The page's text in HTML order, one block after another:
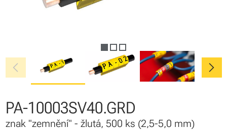
chevron_left chevron_right
PA-10003SV40.GRD
znak "zemnění" - žlutá, 500 ks (2,5-5,0 mm)